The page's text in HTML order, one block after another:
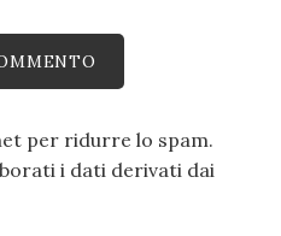
per ridurre lo spam.
i dati derivati dai